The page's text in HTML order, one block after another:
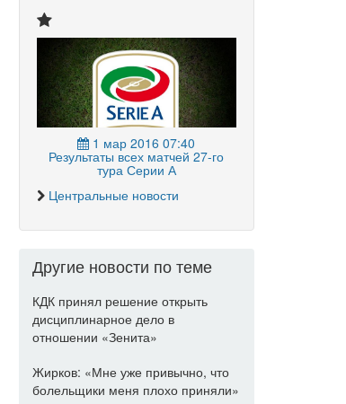
1 мар 2016 07:40
Результаты всех матчей 27-го
тура Серии А
Центральные новости
Другие новости по теме
КДК принял решение открыть
дисциплинарное дело в
отношении «Зенита»
Жирков: «Мне уже привычно, что
болельщики меня плохо приняли»